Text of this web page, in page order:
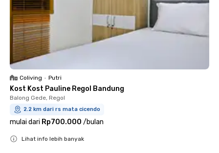
Coliving • Putri
Kost Kost Pauline Regol Bandung
Balong Gede, Regol
2.2 km dari rs mata cicendo
mulai dari Rp700.000 /bulan
Lihat info lebih banyak